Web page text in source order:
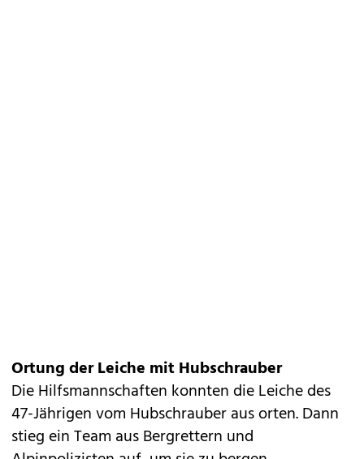
Ortung der Leiche mit Hubschrauber
Die Hilfsmannschaften konnten die Leiche des
47-Jährigen vom Hubschrauber aus orten. Dann
stieg ein Team aus Bergrettern und